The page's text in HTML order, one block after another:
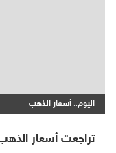
اليوم.. أسعار الذهب